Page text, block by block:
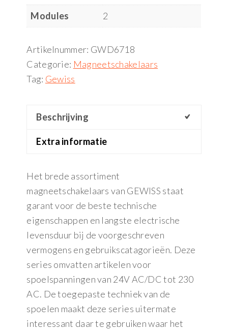
Modules 2
Artikelnummer: GWD6718
Categorie: Magneetschakelaars
Tag: Gewiss
Beschrijving
Extra informatie
Het brede assortiment
magneetschakelaars van GEWISS staat
garant voor de beste technische
eigenschappen en langste electrische
levensduur bij de voorgeschreven
vermogens en gebruikscatagorieën. Deze
series omvatten artikelen voor
spoelspanningen van 24V AC/DC tot 230
AC. De toegepaste techniek van de
spoelen maakt deze series uitermate
interessant daar te gebruiken waar het